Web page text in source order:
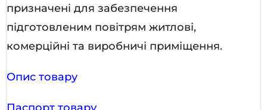
призначені для забезпечення
підготовленим повітрям житлові,
комерційні та виробничі приміщення.
Опис товару